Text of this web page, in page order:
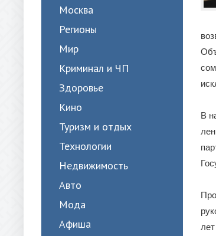
Москва
Регионы
Мир
Криминал и ЧП
Здоровье
Кино
Туризм и отдых
Технологии
Недвижимость
Авто
Мода
Афиша
В